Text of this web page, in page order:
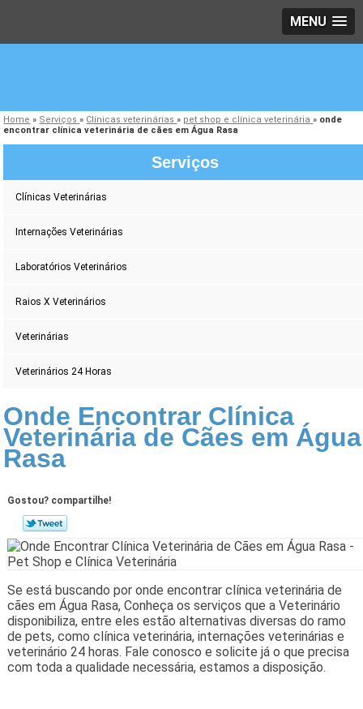
MENU
Home » Serviços» Clínicas veterinárias» pet shop e clínica veterinária» onde
encontrar clínica veterinária de cães em Água Rasa
Serviços
Clínicas Veterinárias
Internações Veterinárias
Laboratórios Veterinários
Raios X Veterinários
Veterinárias
Veterinários 24 Horas
Onde Encontrar Clínica
Veterinária de Cães em Água
Rasa
Gostou? compartilhe!
Se está buscando por onde encontrar clínica veterinária de
cães em Água Rasa, Conheça os serviços que a Veterinário
disponibiliza, entre eles estão alternativas diversas do ramo
de pets, como clínica veterinária, internações veterinárias e
veterinário 24 horas. Fale conosco e solicite já o que precisa
com toda a qualidade necessária, estamos a disposição.